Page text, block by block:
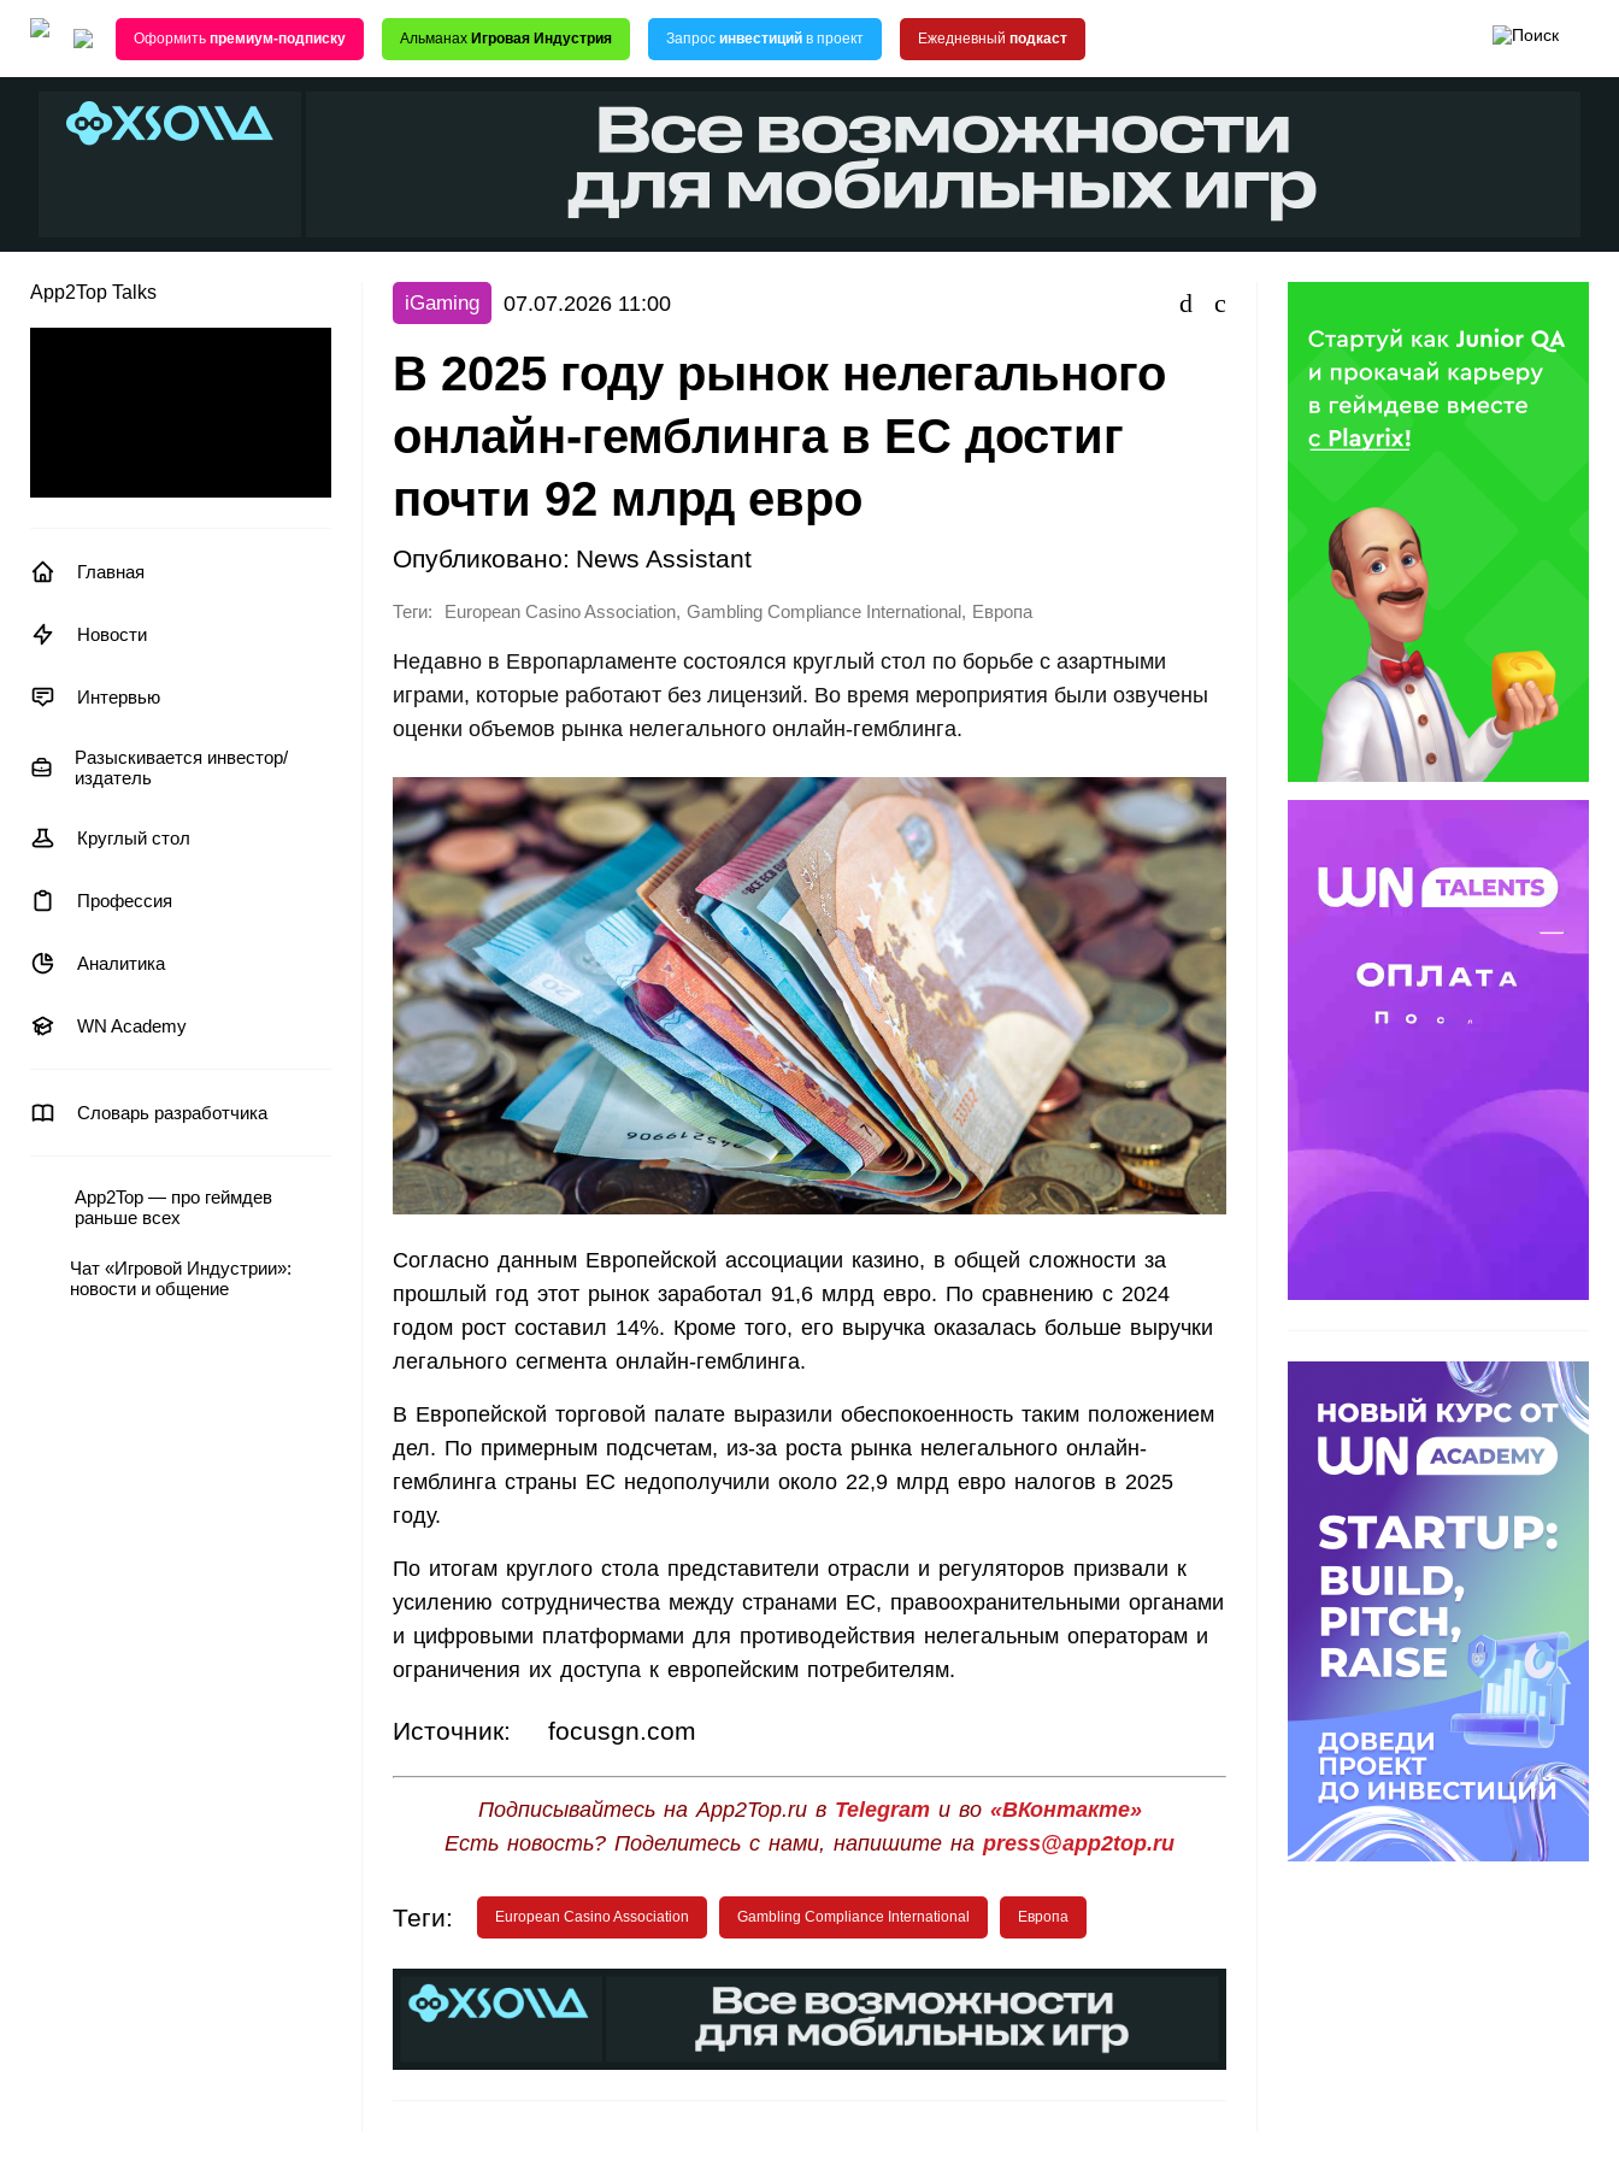
Оформить премиум-подписку Альманах Игровая Индустрия Запрос инвестиций в проект Ежедневный подкаст
App2Top Talks
Главная
Новости
Интервью
Разыскивается инвестор/
издатель
Круглый стол
Профессия
Аналитика
WN Academy
Словарь разработчика
App2Top — про геймдев
раньше всех
Чат «Игровой Индустрии»:
новости и общение
iGaming 07.07.2026 11:00
В 2025 году рынок нелегального
онлайн-гемблинга в ЕС достиг
почти 92 млрд евро
Опубликовано: News Assistant
Теги: European Casino Association, Gambling Compliance International , Европа
Недавно в Европарламенте состоялся круглый стол по борьбе с азартными
играми, которые работают без лицензий. Во время мероприятия были озвучены
оценки объемов рынка нелегального онлайн-гемблинга.
Согласно данным Европейской ассоциации казино, в общей сложности за
прошлый год этот рынок заработал 91,6 млрд евро. По сравнению с 2024
годом рост составил 14%. Кроме того, его выручка оказалась больше выручки
легального сегмента онлайн-гемблинга.
В Европейской торговой палате выразили обеспокоенность таким положением
дел. По примерным подсчетам, из-за роста рынка нелегального онлайн-
гемблинга страны ЕС недополучили около 22,9 млрд евро налогов в 2025
году.
По итогам круглого стола представители отрасли и регуляторов призвали к
усилению сотрудничества между странами ЕС, правоохранительными органами
и цифровыми платформами для противодействия нелегальным операторам и
ограничения их доступа к европейским потребителям.
Источник: focusgn.com
Подписывайтесь на App2Top.ru в Telegramи во «ВКонтакте»
Есть новость? Поделитесь с нами, напишите на press@app2top.ru
Теги: European Casino Association Gambling Compliance International Европа